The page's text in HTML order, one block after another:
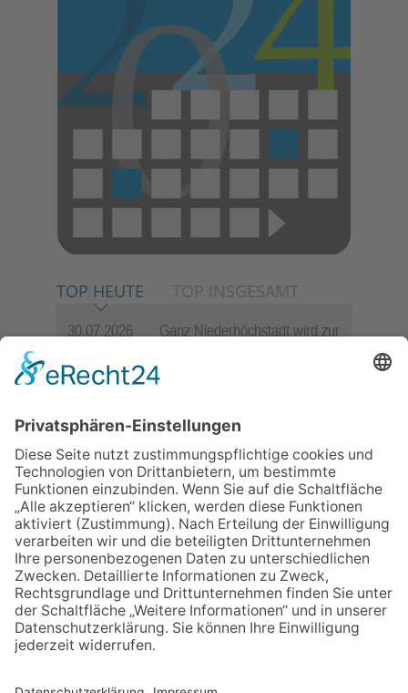
TOP HEUTE TOP INSGESAMT
30.07.2026
Ganz Niederhöchstadt wird zur
06.08.2026
Jugendchor Hochtaunus
Programm „Changes“
Sommerabend: Der Rettershof
lädt wieder zum Weinfest ein
06.08.2026
Hisamoto und Tölke begeistern
mit Werken von Walter
Wachsmuth
09.07.2026
Wasserampel steht auf Gelb:
Stadt ruft zum Wassersparen
auf